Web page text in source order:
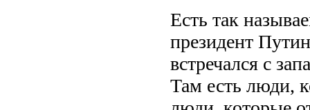
Есть так
президент
встречался с
Там есть люди,